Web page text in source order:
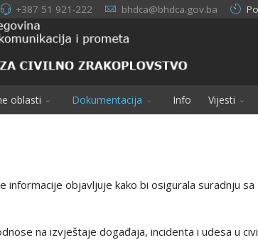
+387 51 921-222 bhdca@bhdca.gov.ba
oblasti Dokumentacija Info Vijesti
informacije objavljuje kako bi osigurala suradnju
na izvještaje događaja, incidenta i udesa u